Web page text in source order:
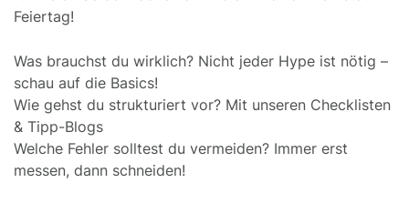
Feiertag!
Was brauchst du wirklich? Nicht jeder Hype ist nötig –
schau auf die Basics!
Wie gehst du strukturiert vor? Mit unseren Checklisten
& Tipp-Blogs
Welche Fehler solltest du vermeiden? Immer erst
messen, dann schneiden!